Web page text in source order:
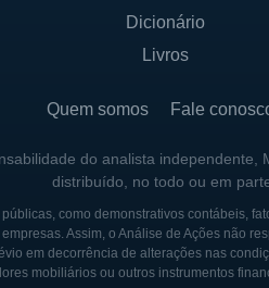
Dicionário
Livros
Quem somos Fale
do analista
distribuído, no todo ou em
como demonstrativos contábeis,
Assim, o Análise de Ações não
em decorrência de alterações nas
mobiliários ou outros instrumentos